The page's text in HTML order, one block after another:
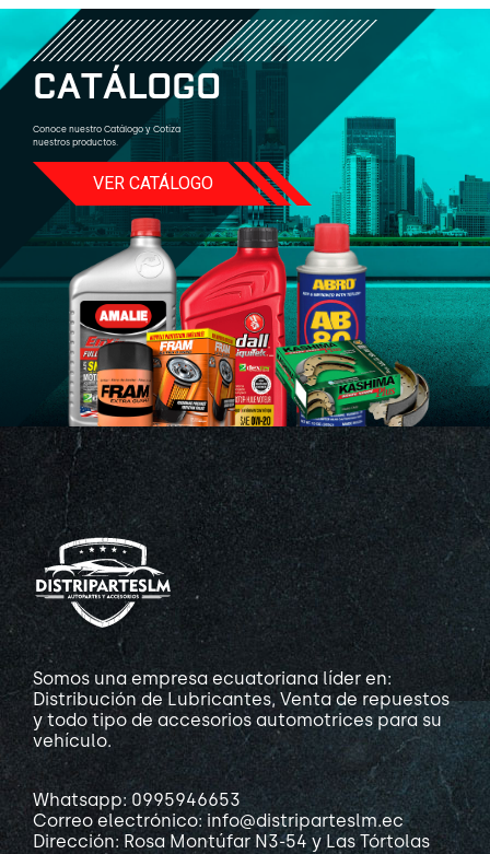
CATÁLOGO
Conoce nuestro Catálogo y Cotiza
nuestros productos.
VER CATÁLOGO
Somos una empresa ecuatoriana líder en:
Distribución de Lubricantes, Venta de repuestos
y todo tipo de accesorios automotrices para su
vehículo.
Whatsapp: 0995946653
Correo electrónico: info@distriparteslm.ec
Dirección: Rosa Montúfar N3-54 y Las Tórtolas